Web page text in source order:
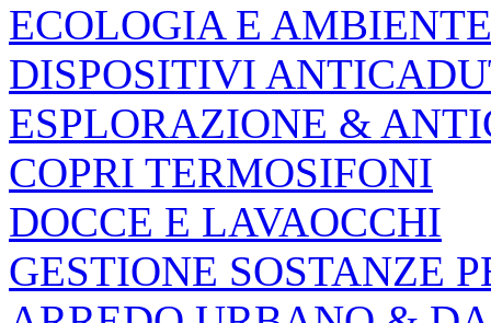
ECOLOGIA E AMBIENTE
DISPOSITIVI
ESPLORAZIONE &
COPRI TERMOSIFONI
DOCCE E LAVAOCCHI
GESTIONE SOSTANZE